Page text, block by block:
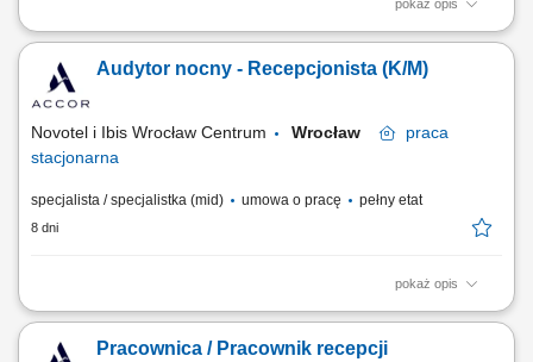
pokaż opis
Zakres obowiązków: Profesjonalna obsługa gości hotelowych podczas
rezerwacji. Wystawianie faktur i realizacja bieżących zadań
administracyjnych. Udzielanie informacji dotyczących hotelu oraz
Audytor nocny - Recepcjonista (K/M)
Novotel i Ibis Wrocław Centrum Wrocław
praca
stacjonarna
specjalista / specjalistka (mid) umowa o pracę pełny etat
8 dni
pokaż opis
Jak wygląda dzień w pracy? Mówisz “dzień dobry” kilkadziesiąt razy
Sprawy administracyjne przychodzą Ci z łatwością; Czasem
Pracownica / Pracownik recepcji